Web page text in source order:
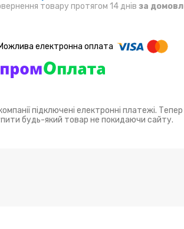
товару протягом 14 днів за
підключені електронні платежі.
будь-який товар не покидаючи сайту.